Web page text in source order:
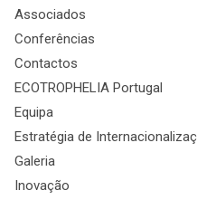
Associados
Conferências
Contactos
ECOTROPHELIA Portugal
Equipa
Estratégia de
Galeria
Inovação